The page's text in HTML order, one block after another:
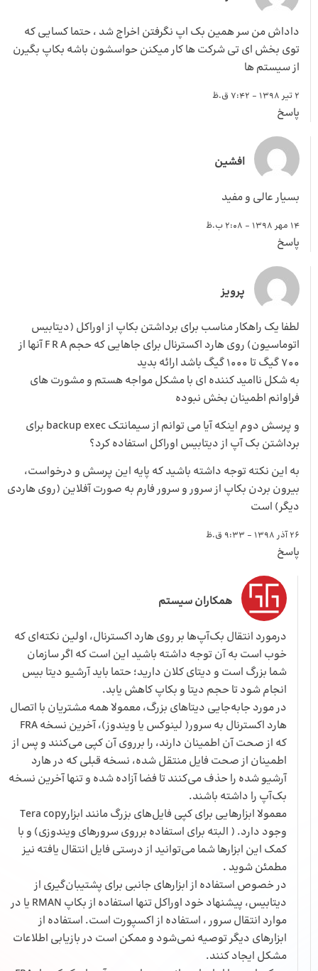
داداش من سر همین بک اپ نگرفتن اخراج شد ، حتما کسایی که
توی بخش ای تی شرکت ها کار میکنن حواسشون باشه بکاپ بگیرن
از سیستم ها
2 تیر 1398 - 7:42 ق.ظ
پاسخ
افشین
بسیار عالی و مفید
14 مهر 1398 - 2:08 ب.ظ
پاسخ
پرویز
لطفا یک راهکار مناسب برای برداشتن بکاپ از اوراکل (دیتابیس
اتوماسیون) روی هارد اکسترنال برای جاهایی که حجم F R A آنها از
700 گیگ تا 1000 گیگ باشد ارائه بدید
به شکل ناامید کننده ای با مشکل مواجه هستم و مشورت های
فراوانم اطمینان بخش نبوده
و پرسش دوم اینکه آیا می توانم از سیمانتک backup exec برای
برداشتن بک آپ از دیتابیس اوراکل استفاده کرد؟
به این نکته توجه داشته باشید که پایه این پرسش و درخواست،
بیرون بردن بکاپ از سرور و سرور فارم به صورت آفلاین (روی هاردی
دیگر) است
26 آذر 1398 - 9:33 ق.ظ
پاسخ
همکاران سیستم
درمورد انتقال بک‌آپ‌ها بر روی هارد اکسترنال، اولین نکته‌ای که
خوب است به آن توجه داشته باشید این است که اگر سازمان
شما بزرگ است و دیتای کلان دارید؛ حتما باید آرشیو دیتا بیس
انجام شود تا حجم دیتا و بکاپ کاهش یابد.
در مورد جابه‌جایی دیتاهای بزرگ، معمولا همه مشتریان با اتصال
هارد اکسترنال به سرور( لینوکس یا ویندوز)، آخرین نسخه FRA
که از صحت آن اطمینان دارند، را برروی آن کپی می‌کنند و پس از
اطمینان از صحت فایل منتقل شده، نسخه قبلی که در هارد
آرشیو شده را حذف می‌کنند تا فضا آزاده شده و تنها آخرین نسخه
بک‌آپ را داشته باشند.
معمولا ابزارهایی برای کپی فایل‌های بزرگ مانند ابزارTera copy
وجود دارد. ( البته برای استفاده برروی سرورهای ویندوزی) و با
کمک این ابزارها شما می‌توانید از درستی فایل انتقال یافته نیز
مطمئن شوید .
در خصوص استفاده از ابزارهای جانبی برای پشتیبان‌گیری از
دیتابیس، پیشنهاد خود اوراکل تنها استفاده از بکاپ RMAN یا در
موارد انتقال سرور ، استفاده از اکسپورت است. استفاده از
ابزارهای دیگر توصیه نمی‌شود و ممکن است در بازیابی اطلاعات
مشکل ایجاد کنند.